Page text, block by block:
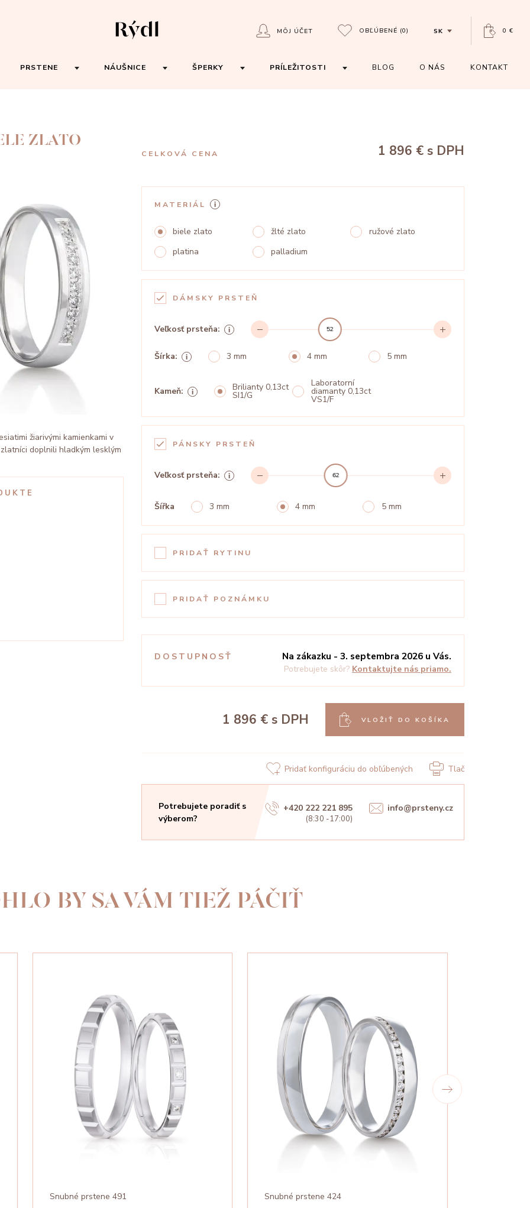
MÔJ ÚČET OBĽÚBENÉ (0) SK 0 €
PRSTENE NÁUŠNICE ŠPERKY PRÍLEŽITOSTI BLOG O NÁS KONTAKT
ZLATO
žiarivými kamienkami v
doplnili hladkým lesklým
CELKOVÁ CENA 1 896 € s DPH
MATERIÁL
biele zlato žlté zlato
ružové zlato
platina
palladium
DÁMSKY PRSTEŇ
Veľkosť prsteňa: 52
Šírka: 3 mm 4 mm 5 mm
Kameň: Brilianty 0,13ct
SI1/G
Laboratorní
diamanty 0,13ct
VS1/F
PÁNSKY PRSTEŇ
Veľkosť prsteňa: 62
Šířka 3 mm 4 mm 5 mm
PRIDAŤ RYTINU
PRIDAŤ POZNÁMKU
DOSTUPNOSŤ Na zákazku - 3. septembra 2026 u Vás.
Potrebujete skôr? Kontaktujte nás priamo.
1 896 € s DPH VLOŽIŤ DO KOŠÍKA
Pridať konfiguráciu do obľúbených Tlač
Potrebujete poradiť s
výberom?
+420 222 221 895
(8:30 -17:00)
info@prsteny.cz
BY SA VÁM TIEŽ PÁČIŤ
Snubné prstene 491
Snubné prstene 424